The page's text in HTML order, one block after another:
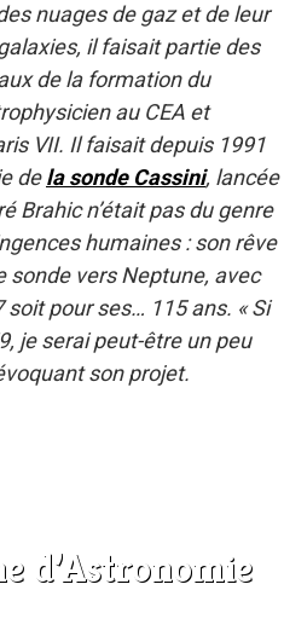
nuages de gaz et de leur
il faisait partie des
de la formation du
au CEA et
VII. Il faisait depuis 1991
dela sonde Cassini, lancée
Brahic n’était pas du genre
humaines : son rêve
sonde vers Neptune, avec
pour ses… 115 ans. « Si
je serai peut-être un peu
son projet.
d’Astronomie